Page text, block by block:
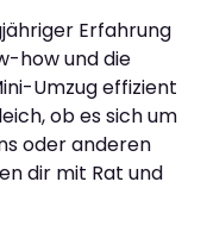
Erfahrung
how und die
Umzug effizient
ob es sich um
oder anderen
dir mit Rat und